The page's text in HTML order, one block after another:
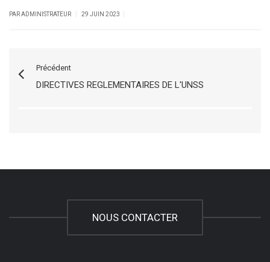
PAR ADMINISTRATEUR 29 JUIN 2023
Précédent
DIRECTIVES REGLEMENTAIRES DE L'UNSS
NOUS CONTACTER